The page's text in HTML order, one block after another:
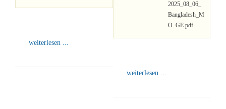
weiterlesen ...
2025_08_06_
Bangladesh_M
O_GE.pdf
weiterlesen ...